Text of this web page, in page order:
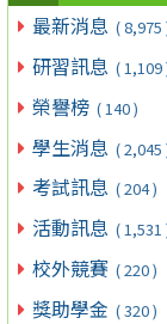
最新消息 ( 8,975
研習訊息 ( 1,109
榮譽榜 ( 140 )
學生消息 ( 2,045
考試訊息 ( 204 )
活動訊息 ( 1,531
校外競賽 ( 220 )
獎助學金 ( 320 )